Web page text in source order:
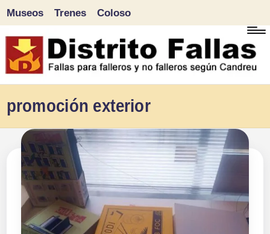
Saltar
al
Museos Trenes Coloso
promoción exterior